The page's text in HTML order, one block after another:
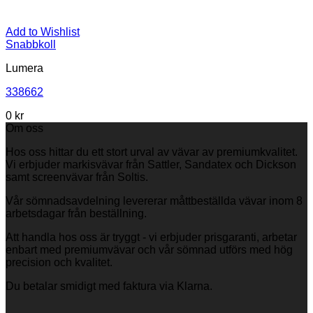
Add to Wishlist
Snabbkoll
Lumera
338662
0 kr
Om oss
Hos oss hittar du ett stort urval av vävar av premiumkvalitet.
Vi erbjuder markisvävar från Sattler, Sandatex och Dickson
samt screenvävar från Soltis.
Vår sömnadsavdelning levererar måttbeställda vävar inom 8
arbetsdagar från beställning.
Att handla hos oss är tryggt - vi erbjuder prisgaranti, arbetar
enbart med premiumvävar och vår sömnad utförs med hög
precision och kvalitet.
Du betalar smidigt med faktura via Klarna.